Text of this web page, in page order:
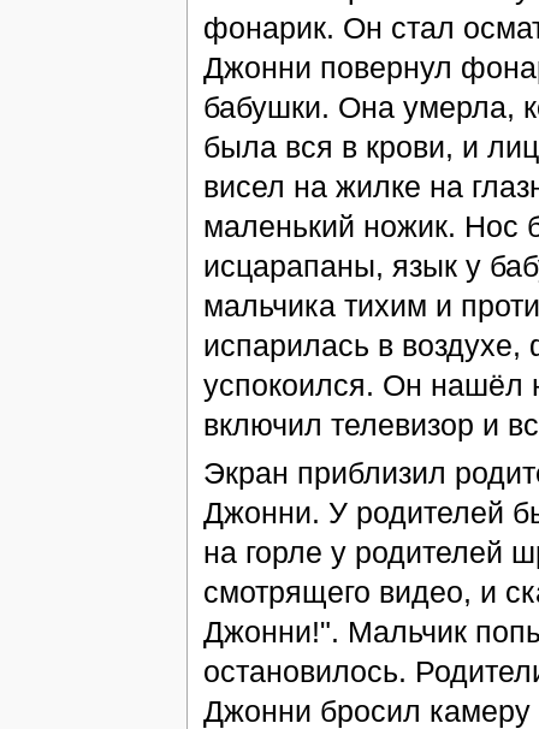
фонарик. Он стал
Джонни повернул
бабушки. Она умерла,
была вся в крови, и
висел на жилке на
маленький ножик. Нос
исцарапаны, язык у
мальчика тихим и
испарилась в
успокоился. Он нашёл
включил телевизор и
Экран приблизил
Джонни. У родителей
на горле у родителей
смотрящего видео, и
Джонни!". Мальчик
остановилось.
Джонни бросил камеру